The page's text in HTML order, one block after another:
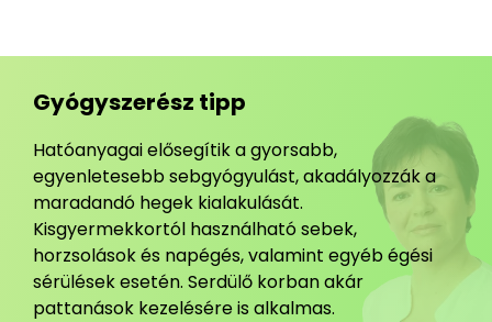
Gyógyszerész tipp
Hatóanyagai elősegítik a gyorsabb,
egyenletesebb sebgyógyulást, akadályozzák a
maradandó hegek kialakulását.
Kisgyermekkortól használható sebek,
horzsolások és napégés, valamint egyéb égési
sérülések esetén. Serdülő korban akár
pattanások kezelésére is alkalmas.